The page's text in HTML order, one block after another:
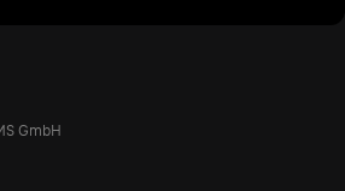
GmbH